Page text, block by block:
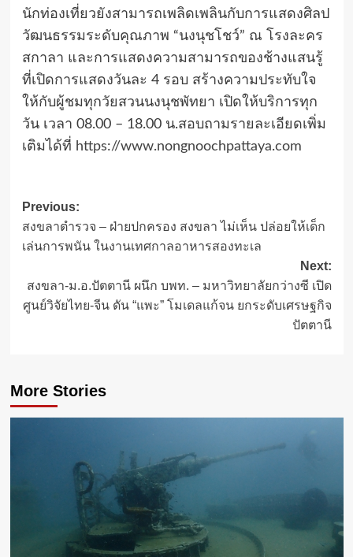
นักท่องเที่ยวยังสามารถเพลิดเพลินกับการแสดงศิลป
วัฒนธรรมระดับคุณภาพ “นงนุชโชว์” ณ โรงละคร
สกาลา และการแสดงความสามารถของช้างแสนรู้
ที่เปิดการแสดงวันละ 4 รอบ สร้างความประทับใจ
ให้กับผู้ชมทุกวัยสวนนงนุชพัทยา เปิดให้บริการทุก
วัน เวลา 08.00 – 18.00 น.สอบถามรายละเอียดเพิ่ม
เติมได้ที่ https://www.nongnoochpattaya.com
Post
navigation
Previous:
สงขลาตำรวจ – ฝ่ายปกครอง สงขลา ไม่เห็น ปล่อยให้เด็ก
เล่นการพนัน ในงานเทศกาลอาหารสองทะเล
Next:
สงขลา-ม.อ.ปัตตานี ผนึก บพท. – มหาวิทยาลัยกว่างซี เปิด
ศูนย์วิจัยไทย-จีน ดัน “แพะ” โมเดลแก้จน ยกระดับเศรษฐกิจ
ปัตตานี
More Stories